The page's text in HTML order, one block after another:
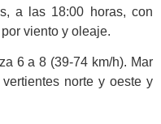
a las 18:00 horas, con
viento y oleaje.
6 a 8 (39-74 km/h). Mar
norte y oeste y